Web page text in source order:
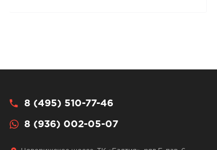
8 (495) 510-77-46
8 (936) 002-05-07